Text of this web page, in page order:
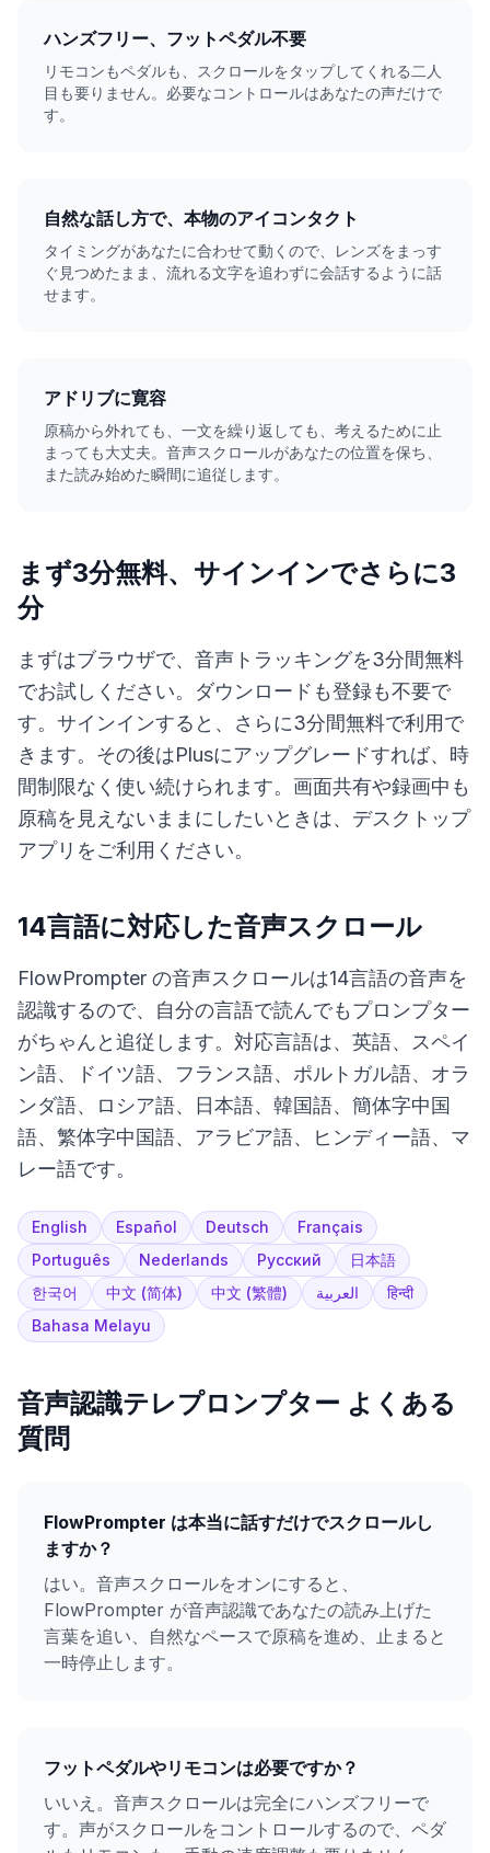
ハンズフリー、フットペダル不要
リモコンもペダルも、スクロールをタップしてくれる二人
目も要りません。必要なコントロールはあなたの声だけで
す。
自然な話し方で、本物のアイコンタクト
タイミングがあなたに合わせて動くので、レンズをまっす
ぐ見つめたまま、流れる文字を追わずに会話するように話
せます。
アドリブに寛容
原稿から外れても、一文を繰り返しても、考えるために止
まっても大丈夫。音声スクロールがあなたの位置を保ち、
また読み始めた瞬間に追従します。
まず3分無料、サインインでさらに3
分
まずはブラウザで、音声トラッキングを3分間無料
でお試しください。ダウンロードも登録も不要で
す。サインインすると、さらに3分間無料で利用で
きます。その後はPlusにアップグレードすれば、時
間制限なく使い続けられます。画面共有や録画中も
原稿を見えないままにしたいときは、デスクトップ
アプリをご利用ください。
14言語に対応した音声スクロール
FlowPrompter の音声スクロールは14言語の音声を
認識するので、自分の言語で読んでもプロンプター
がちゃんと追従します。対応言語は、英語、スペイ
ン語、ドイツ語、フランス語、ポルトガル語、オラ
ンダ語、ロシア語、日本語、韓国語、簡体字中国
語、繁体字中国語、アラビア語、ヒンディー語、マ
レー語です。
English Español Deutsch
Français
Português
Nederlands Русский
日本語
한국어
中文 (简体) 中文 (繁體) العربية
हिन्दी
Bahasa Melayu
音声認識テレプロンプター よくある
質問
FlowPrompter は本当に話すだけでスクロールし
ますか？
はい。音声スクロールをオンにすると、
FlowPrompter が音声認識であなたの読み上げた
言葉を追い、自然なペースで原稿を進め、止まると
一時停止します。
フットペダルやリモコンは必要ですか？
いいえ。音声スクロールは完全にハンズフリーで
す。声がスクロールをコントロールするので、ペダ